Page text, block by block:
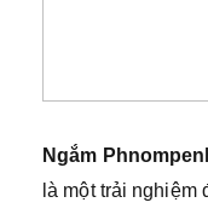
Ngắm
là một trải